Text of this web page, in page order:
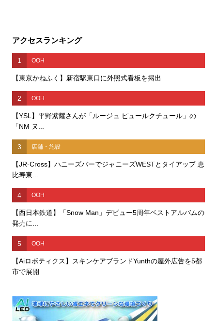
アクセスランキング
1 OOH
【東京かねふく】新宿駅東口に外照式看板を掲出
2 OOH
【YSL】平野紫耀さんが「ルージュ ピュールクチュール」の
「NM ヌ...
3 店舗・施設
【JR-Cross】ハニーズバーでジャニーズWESTとタイアップ 恵
比寿東...
4 OOH
【西日本鉄道】「Snow Man」デビュー5周年ベストアルバムの
発売に...
5 OOH
【Aiロボティクス】スキンケアブランドYunthの屋外広告を5都
市で展開